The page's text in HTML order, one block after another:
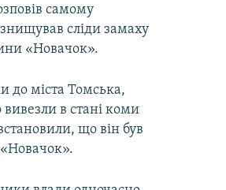
самому
сліди замаху
«Новачок».
до міста Томська,
в стані коми
що він був